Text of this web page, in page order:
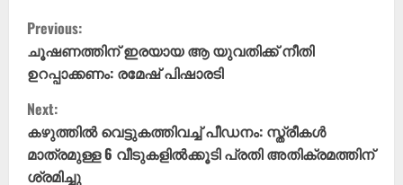
C
o
n
t
i
Previous:
ചൂഷണത്തിന് ഇരയായ ആ യുവതിക്ക് നീതി
ഉറപ്പാക്കണം: രമേഷ് പിഷാരടി
Next:
കഴുത്തിൽ വെട്ടുകത്തിവച്ച് പീഡനം: സ്ത്രീകൾ
മാത്രമുള്ള 6 വീടുകളിൽക്കൂടി പ്രതി അതിക്രമത്തിന്
ശ്രമിച്ചു